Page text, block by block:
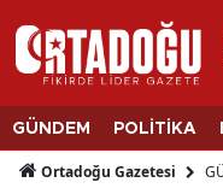
GÜNDEM POLİTİKA
Ortadoğu Gazetesi